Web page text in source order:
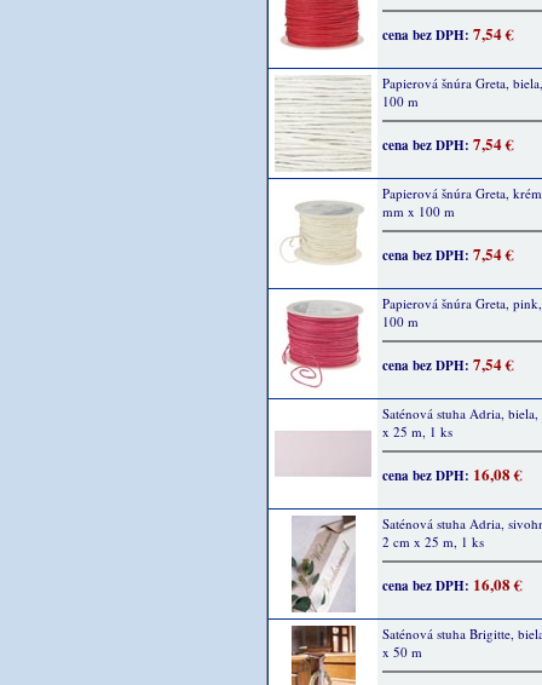
cena bez DPH: 7,54 €
Papierová šnúra Greta,
100 m
cena bez DPH: 7,54 €
Papierová šnúra Greta,
mm x 100 m
cena bez DPH: 7,54 €
Papierová šnúra Greta,
100 m
cena bez DPH: 7,54 €
Saténová stuha Adria,
x 25 m, 1 ks
cena bez DPH: 16,08 €
Saténová stuha Adria,
2 cm x 25 m, 1 ks
cena bez DPH: 16,08 €
Saténová stuha Brigitte,
x 50 m